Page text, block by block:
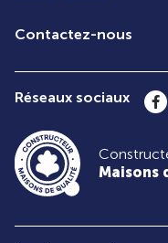
Contactez-nous
Réseaux sociaux
Maisons